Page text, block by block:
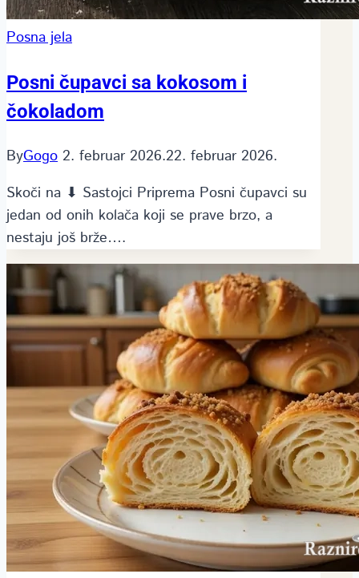
Posna jela
Posni čupavci sa kokosom i
čokoladom
ByGogo 2. februar 2026.22. februar 2026.
Skoči na ⬇ Sastojci Priprema Posni čupavci su
jedan od onih kolača koji se prave brzo, a
nestaju još brže….